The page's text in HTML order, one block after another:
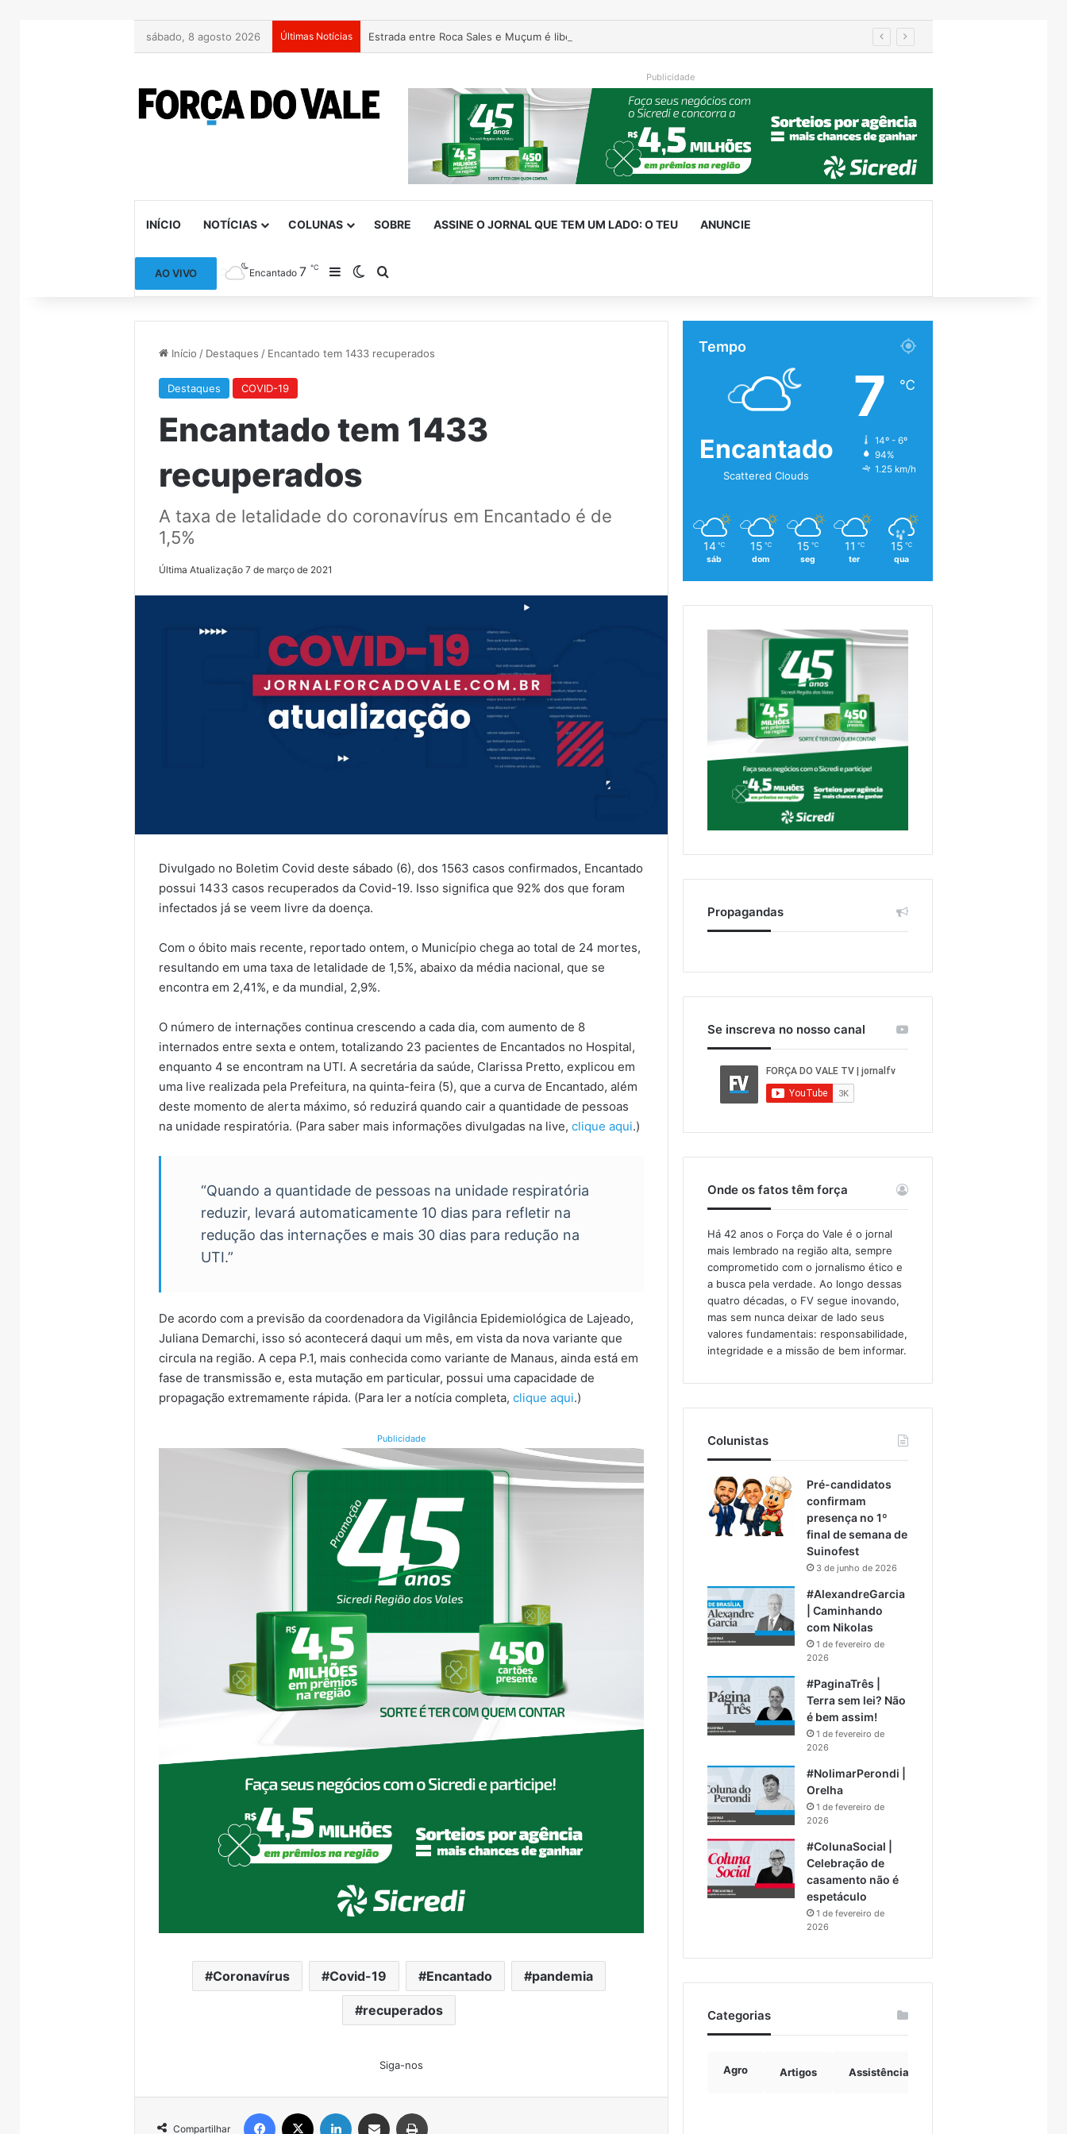
sábado, 8 agosto 2026 Últimas Notícias Estrada entre Roca Sales e Muçum é liberada após serviços de manutenção
Publicidade
INÍCIO NOTÍCIAS COLUNAS SOBRE ASSINE O JORNAL QUE TEM UM LADO: O TEU ANUNCIE
AO VIVO Encantado 7℃ Barra Lateral
Switch skin
Início / Destaques / Encantado tem 1433 recuperados
Destaques COVID-19
Encantado tem 1433
recuperados
A taxa de letalidade do coronavírus em Encantado é de
1,5%
Última Atualização 7 de março de 2021
Divulgado no Boletim Covid deste sábado (6), dos 1563 casos confirmados, Encantado
possui 1433 casos recuperados da Covid-19. Isso significa que 92% dos que foram
infectados já se veem livre da doença.
Com o óbito mais recente, reportado ontem, o Município chega ao total de 24 mortes,
resultando em uma taxa de letalidade de 1,5%, abaixo da média nacional, que se
encontra em 2,41%, e da mundial, 2,9%.
O número de internações continua crescendo a cada dia, com aumento de 8
internados entre sexta e ontem, totalizando 23 pacientes de Encantados no Hospital,
enquanto 4 se encontram na UTI. A secretária da saúde, Clarissa Pretto, explicou em
uma live realizada pela Prefeitura, na quinta-feira (5), que a curva de Encantado, além
deste momento de alerta máximo, só reduzirá quando cair a quantidade de pessoas
na unidade respiratória. (Para saber mais informações divulgadas na live,clique aqui.)
“Quando a quantidade de pessoas na unidade respiratória
reduzir, levará automaticamente 10 dias para refletir na
redução das internações e mais 30 dias para redução na
UTI.”
De acordo com a previsão da coordenadora da Vigilância Epidemiológica de Lajeado,
Juliana Demarchi, isso só acontecerá daqui um mês, em vista da nova variante que
circula na região. A cepa P.1, mais conhecida como variante de Manaus, ainda está em
fase de transmissão e, esta mutação em particular, possui uma capacidade de
propagação extremamente rápida. (Para ler a notícia completa,clique aqui.)
Publicidade
Coronavírus Covid-19 Encantado pandemia
recuperados
Siga-nos
Compartilhar
Facebook Linkedin Compartilhar via e-mail
Tempo
Encantado
Scattered Clouds
7 ℃
14º - 6º
94%
1.25 km/h
14 ℃
sáb
15 ℃
dom
15 ℃
seg
11 ℃
ter
15 ℃
qua
Propagandas
Se inscreva no nosso canal
Onde os fatos têm força
Há 42 anos o Força do Vale é o jornal
mais lembrado na região alta, sempre
comprometido com o jornalismo ético e
a busca pela verdade. Ao longo dessas
quatro décadas, o FV segue inovando,
mas sem nunca deixar de lado seus
valores fundamentais: responsabilidade,
integridade e a missão de bem informar.​
Colunistas
Pré-candidatos
confirmam
presença no 1º
final de semana de
Suinofest
3 de junho de 2026
#AlexandreGarcia
| Caminhando
com Nikolas
1 de fevereiro de
2026
#PaginaTrês |
Terra sem lei? Não
é bem assim!
1 de fevereiro de
2026
#NolimarPerondi |
Orelha
1 de fevereiro de
2026
#ColunaSocial |
Celebração de
casamento não é
espetáculo
1 de fevereiro de
2026
Categorias
Agro Artigos Assistência Social